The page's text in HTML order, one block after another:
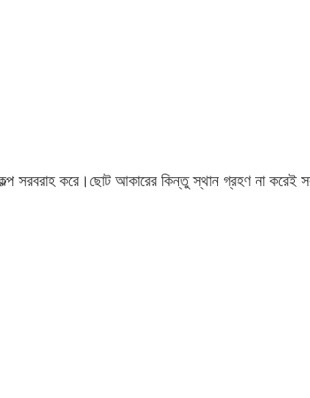
সরবরাহ করে।ছোট আকারের কিন্তু স্থান গ্রহণ না করেই